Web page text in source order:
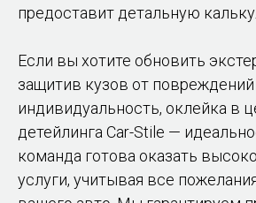
предоставит детальную
Если вы хотите обновить
защитив кузов от
индивидуальность, оклейка в
детейлинга Car-Stile —
команда готова оказать
услуги, учитывая все